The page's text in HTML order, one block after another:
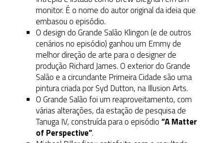
monitor. É o nome do autor original da ideia que
embasou o episódio.
O design do Grande Salão Klingon (e de outros
cenários no episódio) ganhou um Emmy de
melhor direção de arte para o designer de
produção Richard James. O exterior do Grande
Salão e a circundante Primeira Cidade são uma
pintura criada por Syd Dutton, na Illusion Arts.
O Grande Salão foi um reaproveitamento, com
várias alterações, da estação de pesquisa de
Tanuga IV, construída para o episódio“A Matter
of Perspective”.